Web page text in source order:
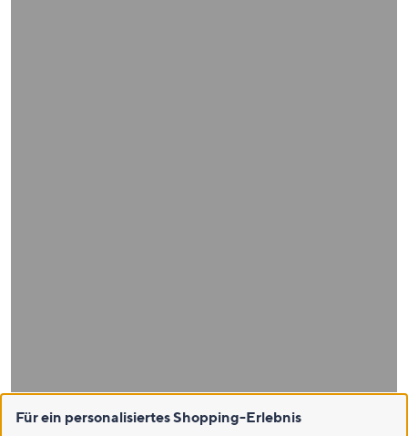
Für ein personalisiertes Shopping-Erlebnis